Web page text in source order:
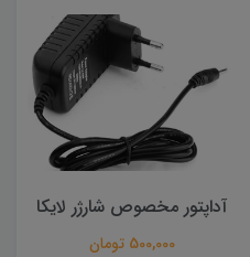
آداپتور مخصوص شارژر لایکا
500,000 تومان